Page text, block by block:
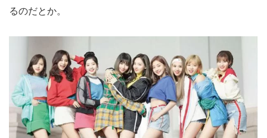
るのだとか。